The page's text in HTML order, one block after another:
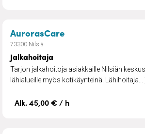
AurorasCare– Jalkahoitaja
73300 Nilsiä
Jalkahoitaja
Tarjon jalkahoitoja asiakkaille Nilsiän
lähialueille myös kotikäynteinä. Lähihoitaja...
Alk. 45,00 € / h